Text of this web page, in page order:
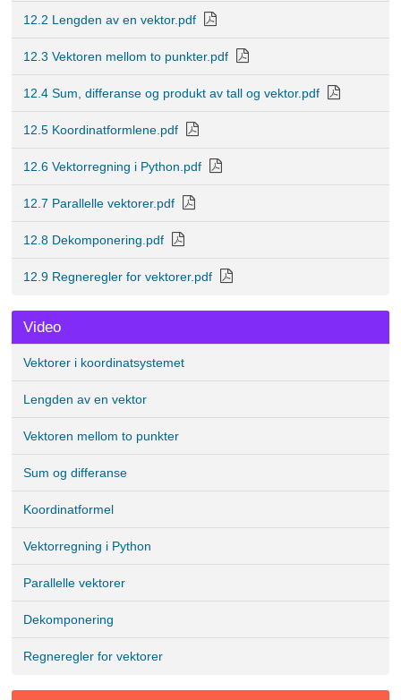
12.2 Lengden av en vektor.pdf
12.3 Vektoren mellom to punkter.pdf
12.4 Sum, differanse og produkt av tall og vektor.pdf
12.5 Koordinatformlene.pdf
12.6 Vektorregning i Python.pdf
12.7 Parallelle vektorer.pdf
12.8 Dekomponering.pdf
12.9 Regneregler for vektorer.pdf
Video
Vektorer i koordinatsystemet
Lengden av en vektor
Vektoren mellom to punkter
Sum og differanse
Koordinatformel
Vektorregning i Python
Parallelle vektorer
Dekomponering
Regneregler for vektorer